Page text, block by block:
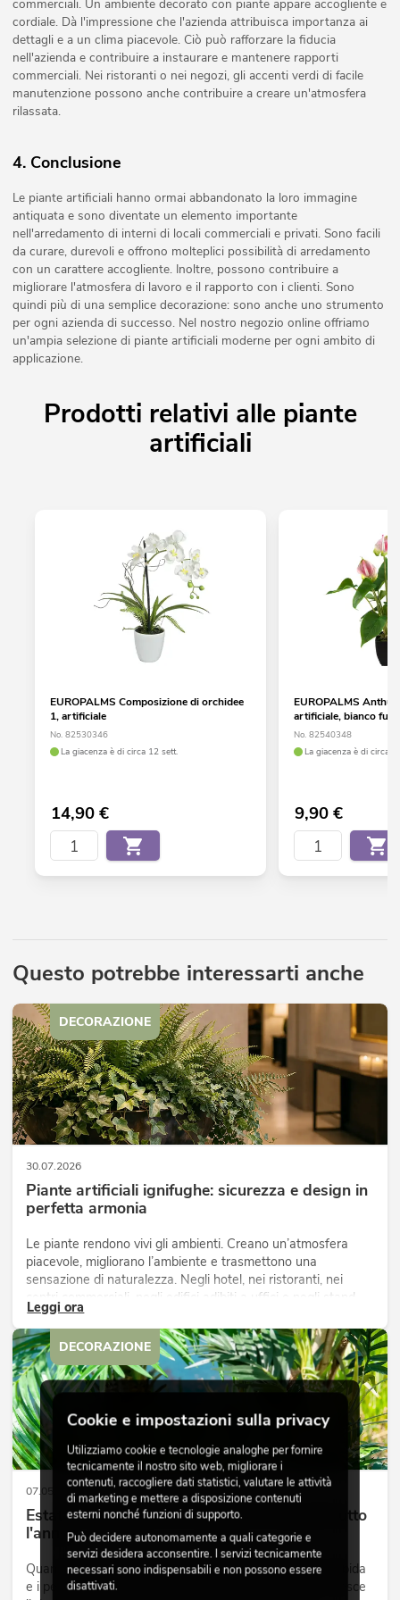
commerciali. Un ambiente decorato con piante appare accogliente e
cordiale. Dà l'impressione che l'azienda attribuisca importanza ai
dettagli e a un clima piacevole. Ciò può rafforzare la fiducia
nell'azienda e contribuire a instaurare e mantenere rapporti
commerciali. Nei ristoranti o nei negozi, gli accenti verdi di facile
manutenzione possono anche contribuire a creare un'atmosfera
rilassata.
4. Conclusione
Le piante artificiali hanno ormai abbandonato la loro immagine
antiquata e sono diventate un elemento importante
nell'arredamento di interni di locali commerciali e privati. Sono facili
da curare, durevoli e offrono molteplici possibilità di arredamento
con un carattere accogliente. Inoltre, possono contribuire a
migliorare l'atmosfera di lavoro e il rapporto con i clienti. Sono
quindi più di una semplice decorazione: sono anche uno strumento
per ogni azienda di successo. Nel nostro negozio online offriamo
un'ampia selezione di piante artificiali moderne per ogni ambito di
applicazione.
Prodotti relativi alle piante
artificiali
EUROPALMS Composizione di orchidee
1, artificiale
No. 82530346
La giacenza è di circa 12 sett.
14,90€
EUROPALMS
artificiale, bianco
No. 82540348
La giacenza è di circa
9,90€
Questo potrebbe interessarti anche
30.07.2026
Piante artificiali ignifughe: sicurezza e design in
perfetta armonia
Le piante rendono vivi gli ambienti. Creano un’atmosfera
piacevole, migliorano l’ambiente e trasmettono una
sensazione di naturalezza. Negli hotel, nei ristoranti, nei
centri commerciali, negli edifici adibiti a uffici o negli stand
fieristici, una vegetazione di alta qualità è ormai parte
integrante dei moderni progetti di arredamento.
Leggi ora
DECORAZIONE
07.05.2026
Estate, sole, palme: un'atmosfera tropicale tutto
l'anno
Quando le giornate si allungano, la luce diventa più morbida
e i pensieri iniziano lentamente a rivolgersi all’estate, cresce
DECORAZIONE
Cookie e impostazioni sulla privacy
Utilizziamo cookie e tecnologie analoghe per fornire
tecnicamente il nostro sito web, migliorare i
contenuti, raccogliere dati statistici, valutare le attività
di marketing e mettere a disposizione contenuti
esterni nonché funzioni di supporto.
Può decidere autonomamente a quali categorie e
servizi desidera acconsentire. I servizi tecnicamente
necessari sono indispensabili e non possono essere
disattivati.